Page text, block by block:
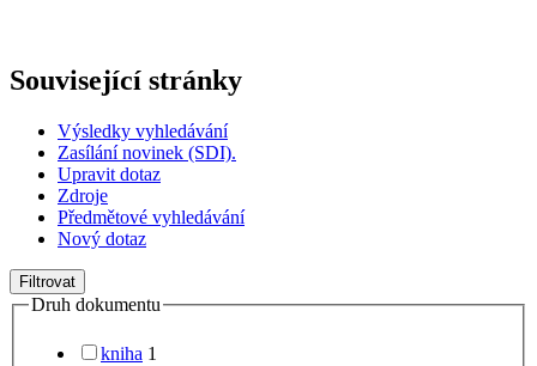
Související stránky
Výsledky vyhledávání
Zasílání novinek (SDI).
Upravit dotaz
Zdroje
Předmětové vyhledávání
Nový dotaz
Filtrovat
Druh dokumentu
kniha 1